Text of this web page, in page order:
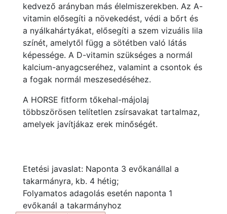
kedvező arányban más élelmiszerekben. Az A-
vitamin elősegíti a növekedést, védi a bőrt és
a nyálkahártyákat, elősegíti a szem vizuális lila
színét, amelytől függ a sötétben való látás
képessége. A D-vitamin szükséges a normál
kalcium-anyagcseréhez, valamint a csontok és
a fogak normál meszesedéséhez.
A HORSE fitform tőkehal-májolaj
többszörösen telítetlen zsírsavakat tartalmaz,
amelyek javítjákaz erek minőségét.
Etetési javaslat: Naponta 3 evőkanállal a
takarmányra, kb. 4 hétig;
Folyamatos adagolás esetén naponta 1
evőkanál a takarmányhoz